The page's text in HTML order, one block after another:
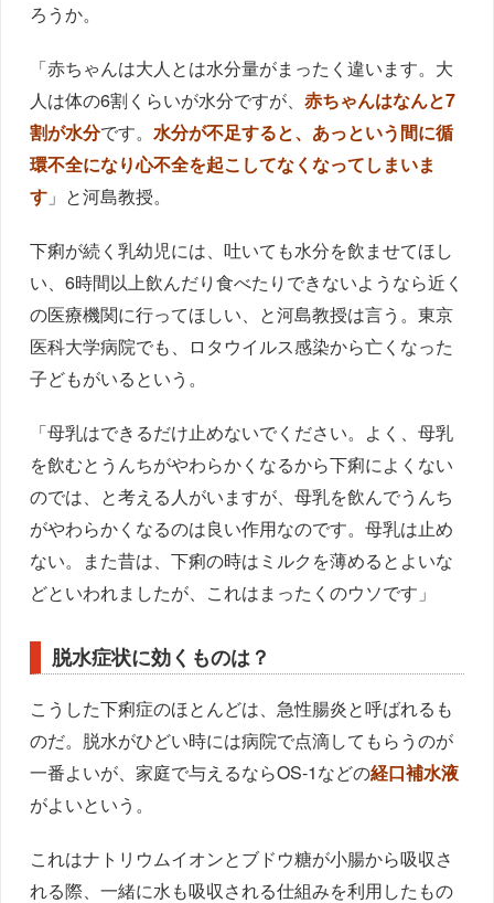
ろうか。
「赤ちゃんは大人とは水分量がまったく違います。大
人は体の6割くらいが水分ですが、赤ちゃんはなんと7
割が水分です。水分が不足すると、あっという間に循
環不全になり心不全を起こしてなくなってしまいま
す 」と河島教授。
下痢が続く乳幼児には、吐いても水分を飲ませてほし
い、6時間以上飲んだり食べたりできないようなら近く
の医療機関に行ってほしい、と河島教授は言う。東京
医科大学病院でも、ロタウイルス感染から亡くなった
子どもがいるという。
「母乳はできるだけ止めないでください。よく、母乳
を飲むとうんちがやわらかくなるから下痢によくない
のでは、と考える人がいますが、母乳を飲んでうんち
がやわらかくなるのは良い作用なのです。母乳は止め
ない。また昔は、下痢の時はミルクを薄めるとよいな
どといわれましたが、これはまったくのウソです」
脱水症状に効くものは？
こうした下痢症のほとんどは、急性腸炎と呼ばれるも
のだ。脱水がひどい時には病院で点滴してもらうのが
一番よいが、家庭で与えるならOS-1などの経口補水液
がよいという。
これはナトリウムイオンとブドウ糖が小腸から吸収さ
れる際、一緒に水も吸収される仕組みを利用したもの